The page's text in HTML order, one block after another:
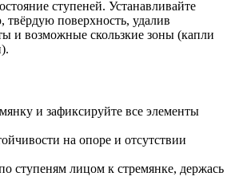
ступеней. Устанавливайте
твёрдую поверхность, удалив
и возможные скользкие зоны (капли
и зафиксируйте все элементы
на опоре и отсутствии
ступеням лицом к стремянке, держась